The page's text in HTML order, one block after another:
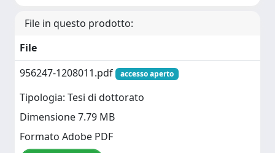
File in questo prodotto:
File
956247-1208011.pdf
accesso aperto
Tipologia: Tesi di dottorato
Dimensione 7.79 MB
Formato Adobe PDF